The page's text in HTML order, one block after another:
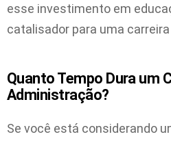
esse investimento em
catalisador para uma
Quanto Tempo Dura um
Administração?
Se você está considerando